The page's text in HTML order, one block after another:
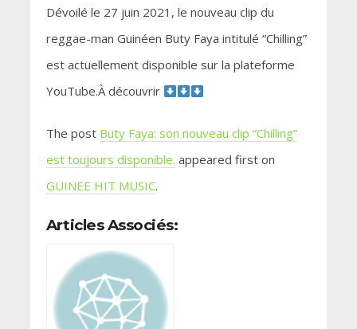
Dévoilé le 27 juin 2021, le nouveau clip du
reggae-man Guinéen Buty Faya intitulé “Chilling”
est actuellement disponible sur la plateforme
YouTube.À découvrir
The post Buty Faya: son nouveau clip “Chilling”
est toujours disponible. appeared first on
GUINEE HIT MUSIC.
Articles Associés: